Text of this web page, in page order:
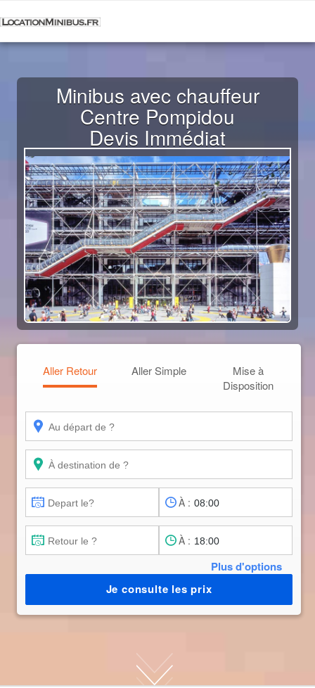
Minibus avec chauffeur
Centre Pompidou
Devis Immédiat
Aller Retour Aller Simple
Mise à
Disposition
À :
À :
Plus d'options
Je consulte les prix